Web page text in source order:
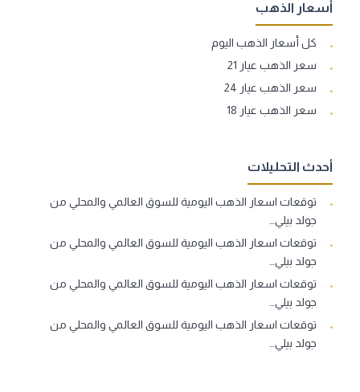
أسعار الذهب
كل أسعار الذهب اليوم
سعر الذهب عيار 21
سعر الذهب عيار 24
سعر الذهب عيار 18
أحدث التحليلات
توقعات اسعار الذهب اليومية للسوق العالمي والمحلي من
جولد بيلي…
توقعات اسعار الذهب اليومية للسوق العالمي والمحلي من
جولد بيلي…
توقعات اسعار الذهب اليومية للسوق العالمي والمحلي من
جولد بيلي…
توقعات اسعار الذهب اليومية للسوق العالمي والمحلي من
جولد بيلي…